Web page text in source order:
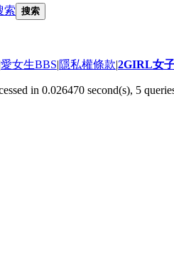
索 搜索
愛女生BBS|隱私權條款|2GIRL女
in 0.026470 second(s), 5